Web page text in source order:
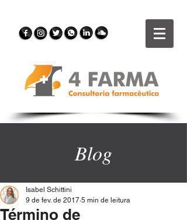
Blog
Término de
Isabel Schittini
9 de fev. de 2017 5 min de leitura